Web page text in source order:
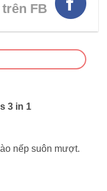
FB
3 in 1
nếp suôn mượt.